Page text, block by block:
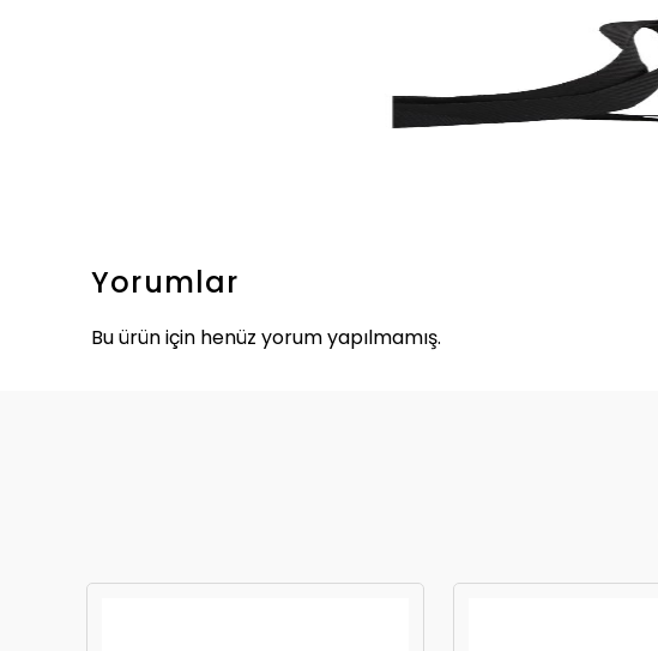
Yorumlar
Bu ürün için henüz yorum yapılmamış.